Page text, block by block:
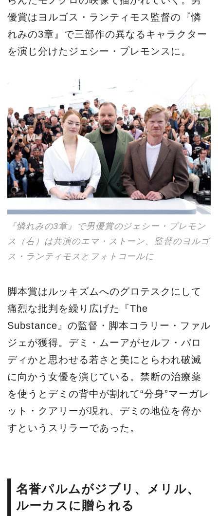
優賞はヨルゴス・ランティモス監督の『憐
れみの3章』で三部作の異なるキャラクター
を演じ分けたジェシー・プレモンスに。
『憐れみの3章』で男優賞のジェシー・プレモン
ス（右）は共演のエマ・ストーン、監督のヨルゴ
ス・ランティモスとフォトコールに
脚本賞はルッキズムへのグロテスクにして
痛烈な批判を繰り広げた『The
Substance』の監督・脚本コラリー・ファル
ジェが獲得。デミ・ムーアがセルフ・パロ
ディかと思わせる若さと美にとらわれ破滅
に向かう女優を演じている。禁断の治療薬
を使うとデミの背中が割れて“分身”マーガレ
ット・クアリーが現れ、デミの地位を脅か
すというスリラーであった。
名誉パルムがジブリ、メリル、
ルーカスに贈られる